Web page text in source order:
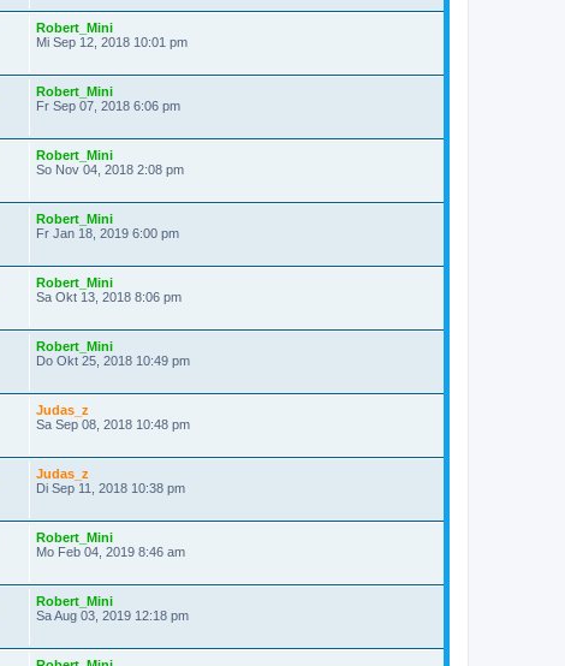
Robert_Mini
Mi Sep 12, 2018 10:01 pm
Robert_Mini
Fr Sep 07, 2018 6:06 pm
Robert_Mini
So Nov 04, 2018 2:08 pm
Robert_Mini
Fr Jan 18, 2019 6:00 pm
Robert_Mini
Sa Okt 13, 2018 8:06 pm
Robert_Mini
Do Okt 25, 2018 10:49 pm
Judas_z
Sa Sep 08, 2018 10:48 pm
Judas_z
Di Sep 11, 2018 10:38 pm
Robert_Mini
Mo Feb 04, 2019 8:46 am
Robert_Mini
Sa Aug 03, 2019 12:18 pm